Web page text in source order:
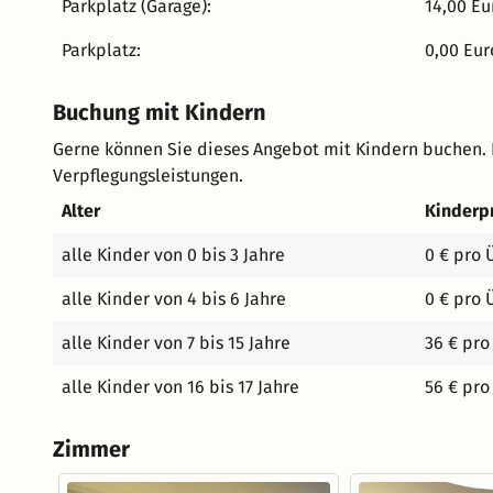
Genießen Sie bei Spaziergängen unsere weitläufige
täglich frischer Obstkorb an der Rezeption ab 15:00
Infrarotkabine und Felsendusche. - windgeschützte
Benutzung des Fitnessraumes - Smart Reinigung nach
parkähnlichen Hotelgarten und Wäldern, ideal für
Wellnesstasche mit flauschigen Saunatüchern für
Kaffee- und Teespezialitäten auf Ihrem Zimmer -
Literatur zum Schmökern - Kuscheliger Bademantel -
Holen Sie sich Ihre Greenfee-Card an der Rezeption.
November. - kostenloses Parken direkt am Wellness Hotel Team Wellnesshotel Reiterhof Wir freuen uns
und die Handtücher gewechselt. Gegen eine Gebühr
Parkplatz (Garage): 14,00
Parkplatz: 0,00
Buchung mit Kindern
Gerne können Sie dieses Angebot mit Kindern
Verpflegungsleistungen.
Alter
alle Kinder von 0 bis 3 Jahre 0 € pro
alle Kinder von 4 bis 6 Jahre 0 € pro
alle Kinder von 7 bis 15 Jahre 36 €
alle Kinder von 16 bis 17 Jahre 56 €
Zimmer